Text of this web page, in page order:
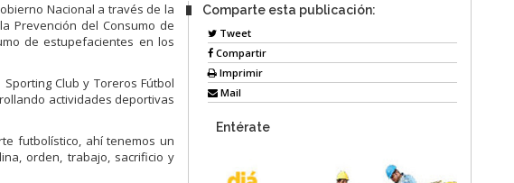
Nacional a través de la
Prevención del Consumo de
de estupefacientes en los
Club y Toreros Fútbol
actividades deportivas
futbolístico, ahí tenemos un
orden, trabajo, sacrificio y
Comparte esta publicación:
Tweet
Compartir
Imprimir
Mail
Entérate